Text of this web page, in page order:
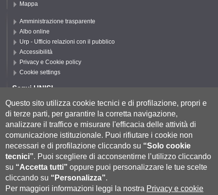
Mappa
Amministrazione trasparente
Albo online
Urp - Ufficio relazioni con il pubblico
Accessibilità
Privacy e Cookie policy
Cookie settings
Segui UNISI
Segui DSFTA
Questo sito utilizza cookie tecnici e di profilazione, propri e
di terze parti, per garantire la corretta navigazione,
analizzare il traffico e misurare l'efficacia delle attività di
comunicazione istituzionale. Puoi rifiutare i cookie non
necessari e di profilazione cliccando su “Solo cookie
tecnici”. Puoi scegliere di acconsentirne l’utilizzo cliccando
su “Accetta tutti” oppure puoi personalizzare le tue scelte
cliccando su “Personalizza”.
Per maggiori informazioni leggi la nostra Privacy e cookie